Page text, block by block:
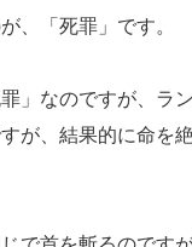
、「死罪」です。
」なのですが、ラ
が、結果的に命を